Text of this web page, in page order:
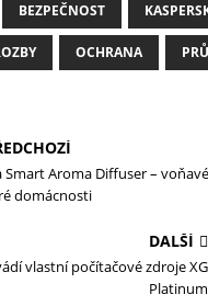
BEZPEČNOST
OCHRANA
Smart Aroma Diffuser –
domácnosti
DALŠÍ
vlastní počítačové zdroje XG
Platinum